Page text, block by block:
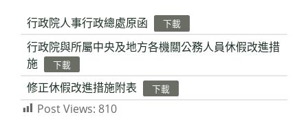
行政院人事行政總處原函 下載
行政院與所屬中央及地方各機關公務人員休假改進措
施
下載
修正休假改進措施附表 下載
Post Views: 810